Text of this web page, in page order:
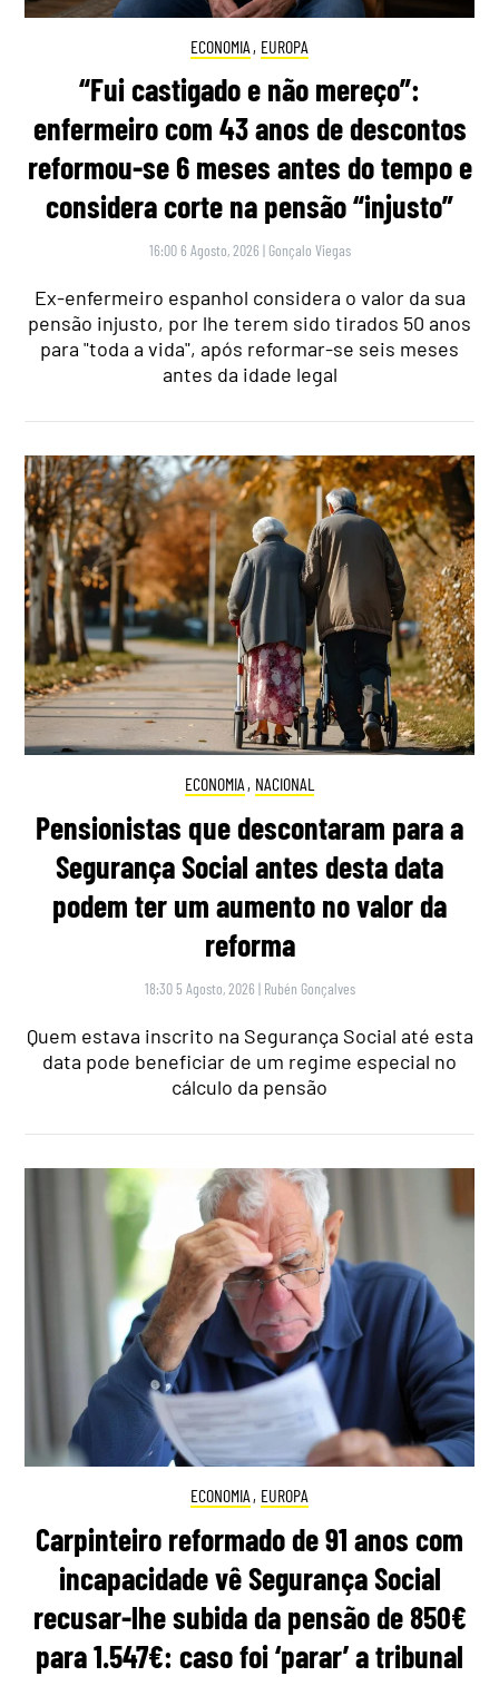
ECONOMIA , EUROPA
“Fui castigado e não mereço”:
enfermeiro com 43 anos de descontos
reformou-se 6 meses antes do tempo e
considera corte na pensão “injusto”
16:00 6 Agosto, 2026 | Gonçalo Viegas
Ex-enfermeiro espanhol considera o valor da sua
pensão injusto, por lhe terem sido tirados 50 anos
para "toda a vida", após reformar-se seis meses
antes da idade legal
ECONOMIA , NACIONAL
Pensionistas que descontaram para a
Segurança Social antes desta data
podem ter um aumento no valor da
reforma
18:30 5 Agosto, 2026 | Rubén Gonçalves
Quem estava inscrito na Segurança Social até esta
data pode beneficiar de um regime especial no
cálculo da pensão
ECONOMIA , EUROPA
Carpinteiro reformado de 91 anos com
incapacidade vê Segurança Social
recusar-lhe subida da pensão de 850€
para 1.547€: caso foi ‘parar’ a tribunal